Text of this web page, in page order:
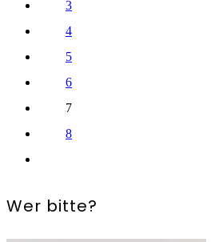
3
4
5
6
7
8
Wer bitte?